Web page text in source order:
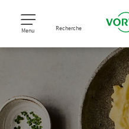
Menu Recherche